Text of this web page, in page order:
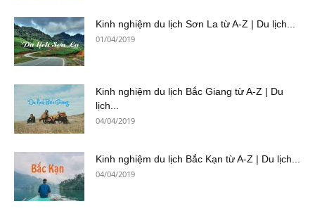
Kinh nghiệm du lịch Sơn La từ A-Z | Du lịch...
01/04/2019
Kinh nghiệm du lịch Bắc Giang từ A-Z | Du
lịch...
04/04/2019
Kinh nghiệm du lịch Bắc Kạn từ A-Z | Du lịch...
04/04/2019